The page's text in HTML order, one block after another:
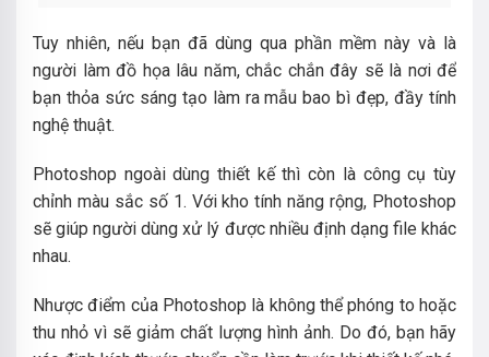
Tuy nhiên, nếu bạn đã dùng qua phần mềm này và là
người làm đồ họa lâu năm, chắc chắn đây sẽ là nơi để
bạn thỏa sức sáng tạo làm ra mẫu bao bì đẹp, đầy tính
nghệ thuật.
Photoshop ngoài dùng thiết kế thì còn là công cụ tùy
chỉnh màu sắc số 1. Với kho tính năng rộng, Photoshop
sẽ giúp người dùng xử lý được nhiều định dạng file khác
nhau.
Nhược điểm của Photoshop là không thể phóng to hoặc
thu nhỏ vì sẽ giảm chất lượng hình ảnh. Do đó, bạn hãy